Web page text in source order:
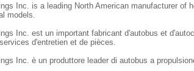
Inc. is a leading North American manufacturer
models.
Inc. est un important fabricant d'autobus et
d'entretien et de pièces.
Inc. è un produttore leader di autobus a